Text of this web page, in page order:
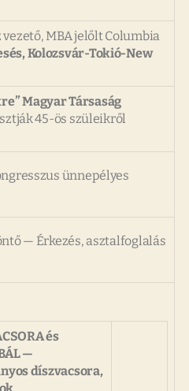
MBA jelőlt Columbia
Kolozsvár-Tokió-New
Magyar Társaság
45-ös szüleikről
ünnepélyes
— Érkezés, asztalfoglalás
és
—
díszvacsora,